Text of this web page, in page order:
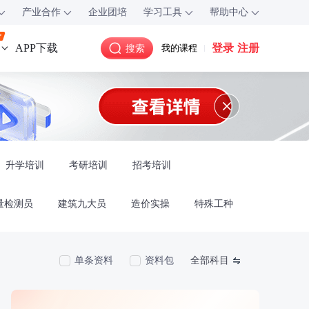
产业合作 企业团培 学习工具 帮助中心
APP下载 搜索 我的课程 登录 注册
升学培训 考研培训 招考培训
检测员 建筑九大员 造价实操 特殊工种
单条资料 资料包 全部科目